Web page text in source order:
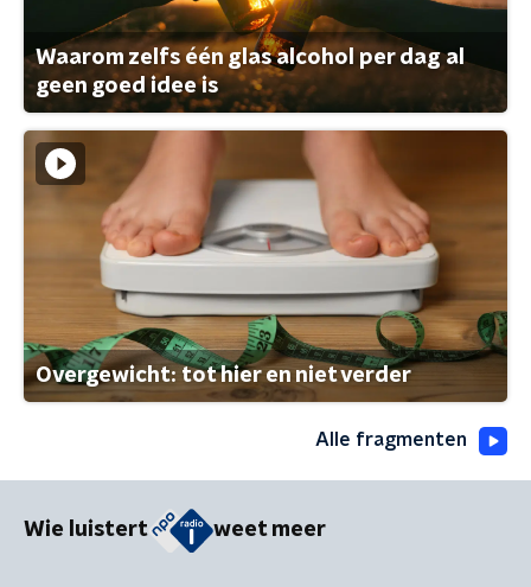
Waarom zelfs één glas alcohol per dag al
geen goed idee is
Overgewicht: tot hier en niet verder
Alle fragmenten
Wie luistert weet meer